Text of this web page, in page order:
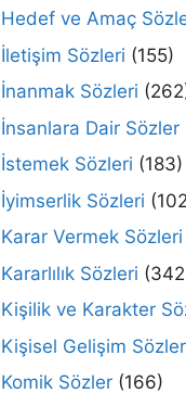
Hedef ve Amaç
İletişim Sözleri (155)
İnanmak Sözleri
İnsanlara Dair Sözler
İstemek Sözleri (183)
İyimserlik Sözleri
Karar Vermek Sözleri
Kararlılık Sözleri
Kişilik ve Karakter
Kişisel Gelişim
Komik Sözler (166)